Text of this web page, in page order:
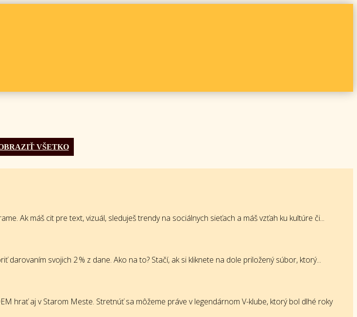
VŠETKO
Ak máš cit pre text, vizuál, sleduješ trendy na sociálnych sieťach a máš vzťah ku kultúre či...
svojich 2 % z dane. Ako na to? Stačí, ak si kliknete na dole priložený súbor, ktorý...
hrať aj v Starom Meste. Stretnúť sa môžeme práve v legendárnom V-klube, ktorý bol dlhé roky